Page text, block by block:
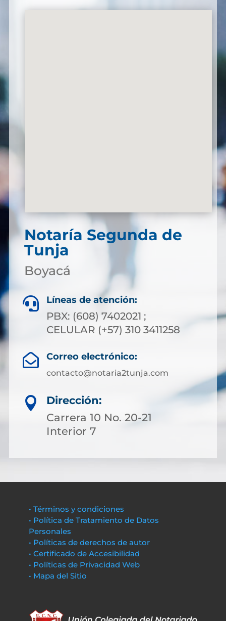
Notaría Segunda de
Tunja
Boyacá
 Líneas de atención:
PBX: (608) 7402021 ;
CELULAR (+57) 310 3411258
 Correo electrónico:
contacto@notaria2tunja.com

Dirección:
Carrera 10 No. 20-21
Interior 7
• Términos y condiciones
• Política de Tratamiento de Datos
Personales
• Políticas de derechos de autor
• Certificado de Accesibilidad
• Políticas de Privacidad Web
• Mapa del Sitio